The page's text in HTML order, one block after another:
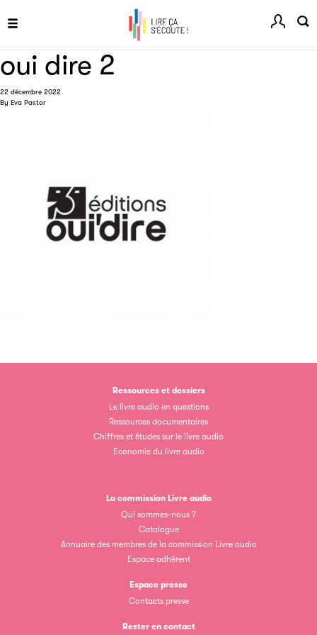
oui dire 2
22 décembre 2022
By Eva Pastor
Ressources et dossiers
Le livre audio en questions
Ressources documentaires
Chiffres et études sur le livre audio
Economie du livre audio
La commission Livre audio
Qui sommes-nous ?
Catalogue
Annuaire des membres de la commission Livre audio
Espace adhérent
Espace presse
Contacts presse
Rester en contact
Festival du Livre de Paris
Site officiel du Festival du Livre de Paris, pour vous tenir
La plateforme LivrEmploi regroupe toutes les offres
d’emploi à pourvoir dans le secteur de l'édition.
Les petits champions de la lecture
Le jeu de lecture à voix haute gratuit et ouvert à tous les
enfants de CM1 et de CM2.